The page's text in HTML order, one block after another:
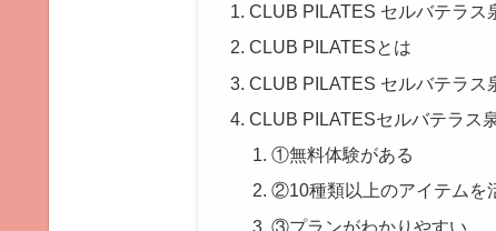
CLUB PILATES セルバテラス
CLUB PILATESとは
CLUB PILATES セルバテラス
CLUB PILATESセルバテラス
①無料体験がある
②10種類以上のアイテムを
③プランがわかりやすい